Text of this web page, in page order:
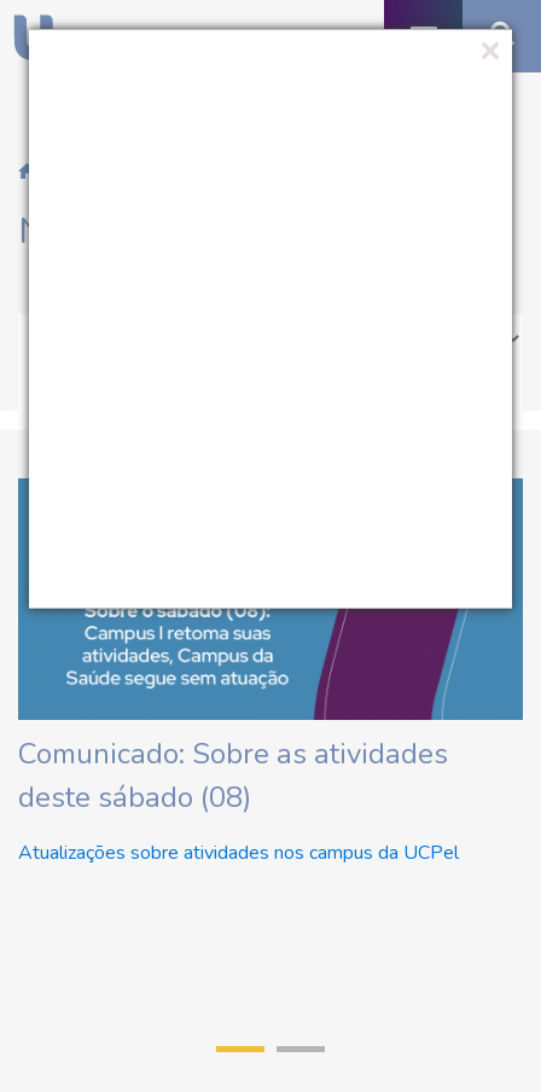
Notícias
Comunicado: Sobre as atividades
deste sábado (08)
Atualizações sobre atividades nos campus da UCPel